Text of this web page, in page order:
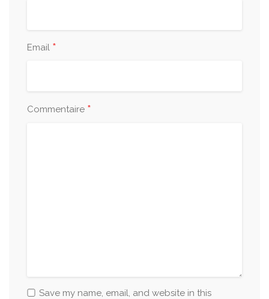
Email *
Commentaire *
Save my name, email, and website in this